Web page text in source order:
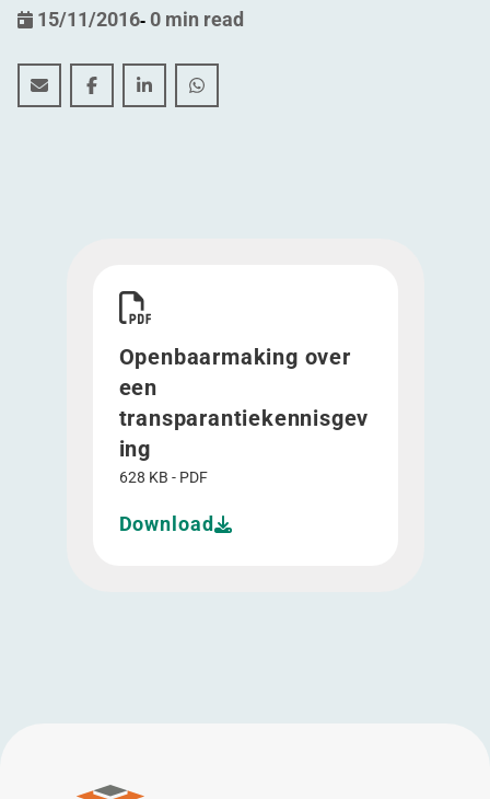
15/11/2016- 0 min read
Openbaarmaking over een transparantiekennisgeving
Openbaarmaking over een
Openbaarmaking over een
Openbaarmaking over een
Openbaarmaking over
een
transparantiekennisgev
ing
628 KB - PDF
Download